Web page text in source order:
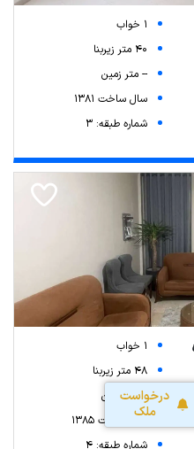
درخواست
ملک
1 خواب
40 متر زیربنا
-- متر زمین
سال ساخت 1381
شماره طبقه: 3
1 خواب
48 متر زیربنا
-- متر زمین
سال ساخت 1385
شماره طبقه: 4